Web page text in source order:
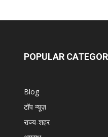
POPULAR
Blog
टॉप न्यूज़
राज्य-शहर